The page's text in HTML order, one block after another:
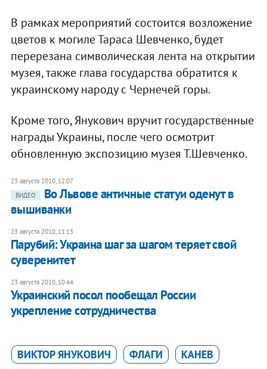
В рамках мероприятий состоится возложение
цветов к могиле Тараса Шевченко, будет
перерезана символическая лента на открытии
музея, также глава государства обратится к
украинскому народу с Чернечей горы.
Кроме того, Янукович вручит государственные
награды Украины, после чего осмотрит
обновленную экспозицию музея Т.Шевченко.​
23 августа 2010, 12:07
ВИДЕО
Во Львове античные статуи оденут в
вышиванки
23 августа 2010, 11:13
Парубий: Украина шаг за шагом теряет свой
суверенитет
23 августа 2010, 10:44
Украинский посол пообещал России
укрепление сотрудничества
ВИКТОР ЯНУКОВИЧ ФЛАГИ
КАНЕВ